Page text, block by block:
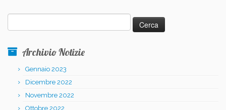
per:
Archivio Notizie
Gennaio 2023
Dicembre 2022
Novembre 2022
Ottobre 2022